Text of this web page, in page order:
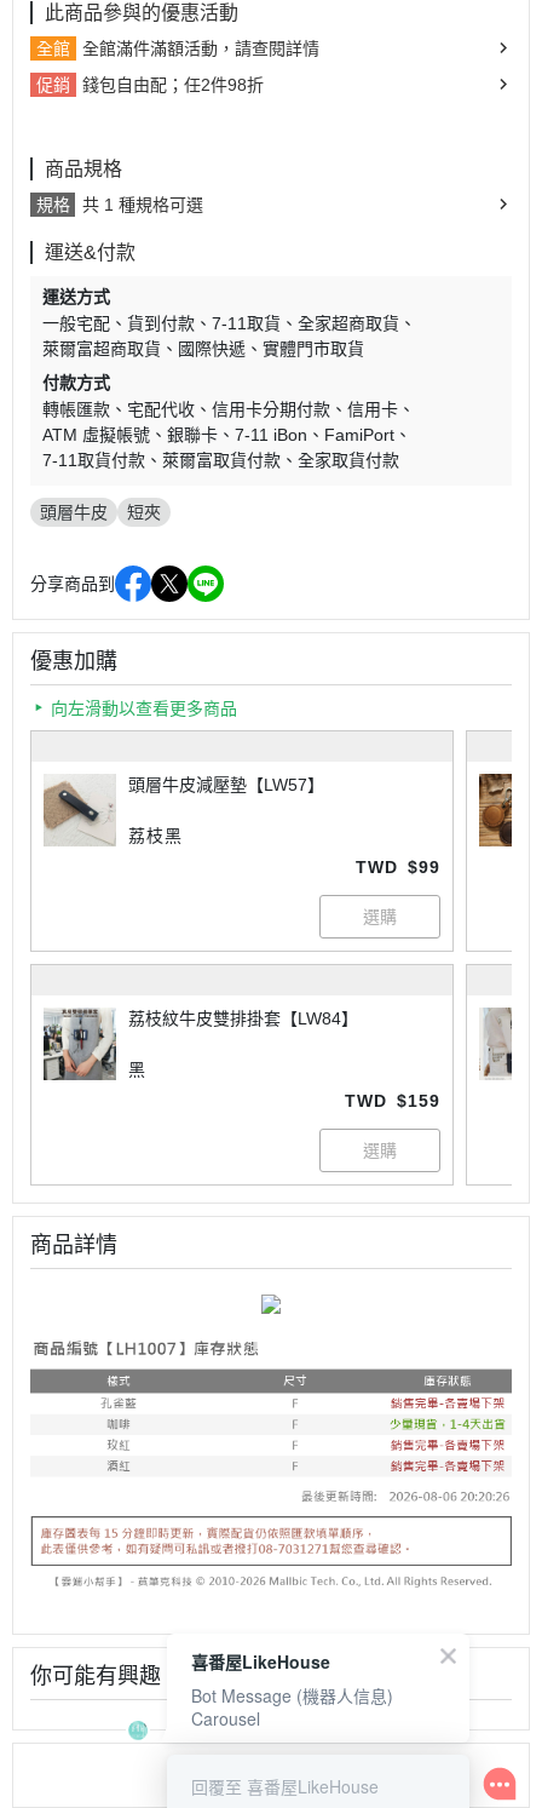
此商品參與的優惠活動
全館
全館滿件滿額活動，請查閱詳情
促銷
錢包自由配；任2件98折
商品規格
規格 共 1 種規格可選
運送&付款
運送方式
一般宅配
貨到付款 7-11取貨
全家超商取貨
萊爾富超商取貨
國際快遞
實體門市取貨
付款方式
轉帳匯款
宅配代收 信用卡分期付款
信用卡
ATM 虛擬帳號
銀聯卡 7-11 iBon
FamiPort
7-11取貨付款
萊爾富取貨付款 全家取貨付款
頭層牛皮 短夾
分享商品到
優惠加購
向左滑動以查看更多商品
頭層牛皮減壓墊【LW57】
荔枝黑
TWD $99
荔枝紋牛皮雙排掛套【LW84】
黑
TWD $159
商品詳情
你可能有興趣
喜番屋LikeHouse
Bot Message (機器人信息)
Carousel
回覆至 喜番屋LikeHouse